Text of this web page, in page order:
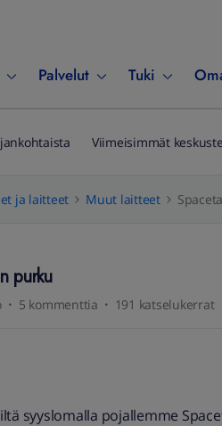
Palvelut Tuki
Viimeisimmät
ja laitteet Muut laitteet
purku
5 kommenttia 191 katselukerrat
syyslomalla pojallemme